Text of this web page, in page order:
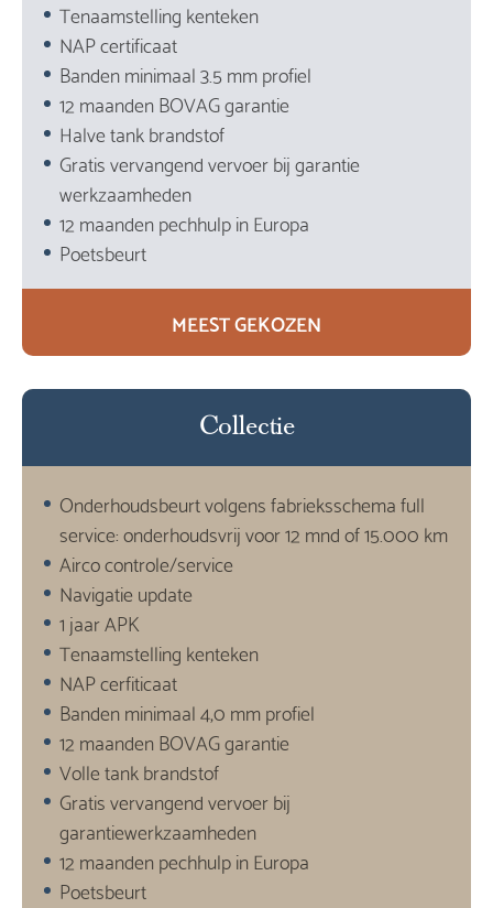
Tenaamstelling kenteken
NAP certificaat
Banden minimaal 3.5 mm profiel
12 maanden BOVAG garantie
Halve tank brandstof
Gratis vervangend vervoer bij garantie
werkzaamheden
12 maanden pechhulp in Europa
Poetsbeurt
MEEST GEKOZEN
Collectie
Onderhoudsbeurt volgens fabrieksschema full
service: onderhoudsvrij voor 12 mnd of 15.000 km
Airco controle/service
Navigatie update
1 jaar APK
Tenaamstelling kenteken
NAP cerfiticaat
Banden minimaal 4,0 mm profiel
12 maanden BOVAG garantie
Volle tank brandstof
Gratis vervangend vervoer bij
garantiewerkzaamheden
12 maanden pechhulp in Europa
Poetsbeurt